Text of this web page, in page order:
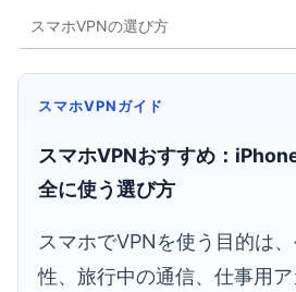
スマホVPNの選び方
スマホVPNガイド
スマホVPNおすすめ：
全に使う選び方
スマホでVPNを使う目的は
性、旅行中の通信、仕事用ア